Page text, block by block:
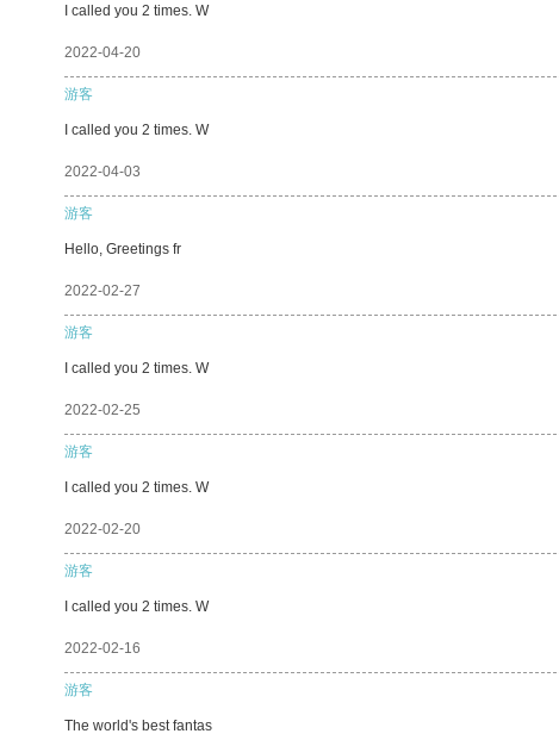
I called you 2 times. W
2022-04-20
游客
I called you 2 times. W
2022-04-03
游客
Hello, Greetings fr
2022-02-27
游客
I called you 2 times. W
2022-02-25
游客
I called you 2 times. W
2022-02-20
游客
I called you 2 times. W
2022-02-16
游客
The world's best fantas